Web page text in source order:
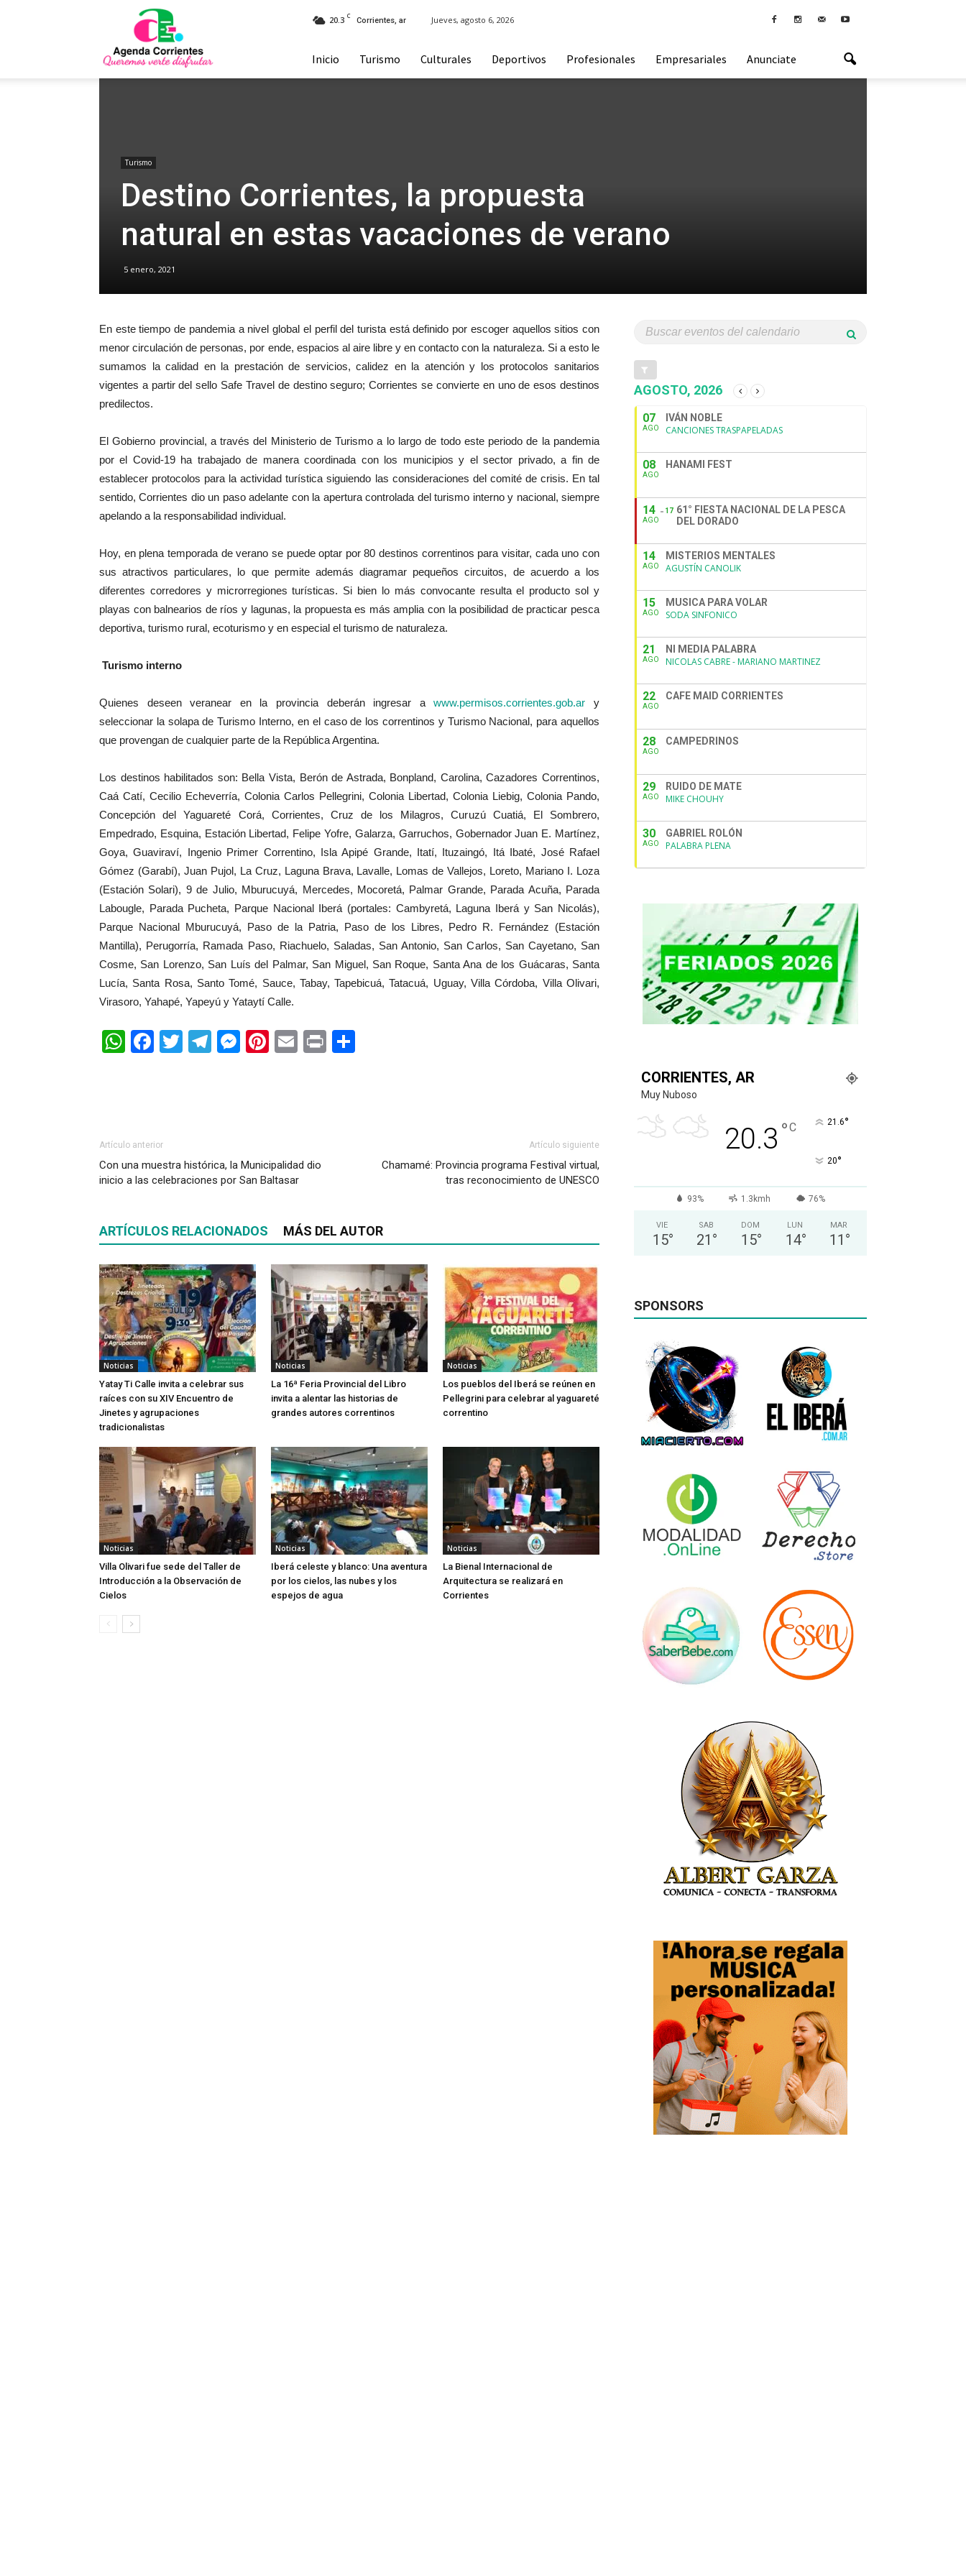
Corrientes
20.3 C
Corrientes, ar Jueves, agosto 6, 2026
Inicio Turismo Culturales Deportivos Profesionales Empresariales Anunciate
Turismo
Destino Corrientes, la propuesta
natural en estas vacaciones de verano
5 enero, 2021
En este tiempo de pandemia a nivel global el perfil del turista está definido por escoger aquellos sitios con
menor circulación de personas, por ende, espacios al aire libre y en contacto con la naturaleza. Si a esto le
sumamos la calidad en la prestación de servicios, calidez en la atención y los protocolos sanitarios
vigentes a partir del sello Safe Travel de destino seguro; Corrientes se convierte en uno de esos destinos
predilectos.
El Gobierno provincial, a través del Ministerio de Turismo a lo largo de todo este periodo de la pandemia
por el Covid-19 ha trabajado de manera coordinada con los municipios y el sector privado, a fin de
establecer protocolos para la actividad turística siguiendo las consideraciones del comité de crisis. En tal
sentido, Corrientes dio un paso adelante con la apertura controlada del turismo interno y nacional, siempre
apelando a la responsabilidad individual.
Hoy, en plena temporada de verano se puede optar por 80 destinos correntinos para visitar, cada uno con
sus atractivos particulares, lo que permite además diagramar pequeños circuitos, de acuerdo a los
diferentes corredores y microrregiones turísticas. Si bien lo más convocante resulta el producto sol y
playas con balnearios de ríos y lagunas, la propuesta es más amplia con la posibilidad de practicar pesca
deportiva, turismo rural, ecoturismo y en especial el turismo de naturaleza.
Turismo interno
Quienes deseen veranear en la provincia deberán ingresar awww.permisos.corrientes.gob.ar y
seleccionar la solapa de Turismo Interno, en el caso de los correntinos y Turismo Nacional, para aquellos
que provengan de cualquier parte de la República Argentina.
Los destinos habilitados son: Bella Vista, Berón de Astrada, Bonpland, Carolina, Cazadores Correntinos,
Caá Catí, Cecilio Echeverría, Colonia Carlos Pellegrini, Colonia Libertad, Colonia Liebig, Colonia Pando,
Concepción del Yaguareté Corá, Corrientes, Cruz de los Milagros, Curuzú Cuatiá, El Sombrero,
Empedrado, Esquina, Estación Libertad, Felipe Yofre, Galarza, Garruchos, Gobernador Juan E. Martínez,
Goya, Guaviraví, Ingenio Primer Correntino, Isla Apipé Grande, Itatí, Ituzaingó, Itá Ibaté, José Rafael
Gómez (Garabí), Juan Pujol, La Cruz, Laguna Brava, Lavalle, Lomas de Vallejos, Loreto, Mariano I. Loza
(Estación Solari), 9 de Julio, Mburucuyá, Mercedes, Mocoretá, Palmar Grande, Parada Acuña, Parada
Labougle, Parada Pucheta, Parque Nacional Iberá (portales: Cambyretá, Laguna Iberá y San Nicolás),
Parque Nacional Mburucuyá, Paso de la Patria, Paso de los Libres, Pedro R. Fernández (Estación
Mantilla), Perugorría, Ramada Paso, Riachuelo, Saladas, San Antonio, San Carlos, San Cayetano, San
Cosme, San Lorenzo, San Luís del Palmar, San Miguel, San Roque, Santa Ana de los Guácaras, Santa
Lucía, Santa Rosa, Santo Tomé, Sauce, Tabay, Tapebicuá, Tatacuá, Uguay, Villa Córdoba, Villa Olivari,
Virasoro, Yahapé, Yapeyú y Yataytí Calle.
WhatsApp
Facebook
TwitterTelegram
Messenger
Pinterest
EmailPrint
Artículo anterior
Con una muestra histórica, la Municipalidad dio
inicio a las celebraciones por San Baltasar
Artículo siguiente
Chamamé: Provincia programa Festival virtual,
tras reconocimiento de UNESCO
ARTÍCULOS RELACIONADOS MÁS DEL AUTOR
Noticias
Yatay Ti Calle invita a celebrar sus
raíces con su XIV Encuentro de
Jinetes y agrupaciones
tradicionalistas
Noticias
La 16ª Feria Provincial del Libro
invita a alentar las historias de
grandes autores correntinos
Noticias
Los pueblos del Iberá se reúnen en
Pellegrini para celebrar al yaguareté
correntino
Noticias
Villa Olivari fue sede del Taller de
Introducción a la Observación de
Cielos
Noticias
Iberá celeste y blanco: Una aventura
por los cielos, las nubes y los
espejos de agua
Noticias
La Bienal Internacional de
Arquitectura se realizará en
Corrientes
AGOSTO, 2026
07
AGO
IVÁN NOBLE
CANCIONES TRASPAPELADAS
08
AGO
HANAMI FEST
14
AGO
17 61° FIESTA NACIONAL DE LA PESCA
DEL DORADO
14
AGO
MISTERIOS MENTALES
AGUSTÍN CANOLIK
15
AGO
MUSICA PARA VOLAR
SODA SINFONICO
21
AGO
NI MEDIA PALABRA
NICOLAS CABRE - MARIANO MARTINEZ
22
AGO
CAFE MAID CORRIENTES
28
AGO
CAMPEDRINOS
29
AGO
RUIDO DE MATE
MIKE CHOUHY
30
AGO
GABRIEL ROLÓN
PALABRA PLENA
CORRIENTES, AR
Muy Nuboso
20.3 °C 21.6°
20°
93% 1.3kmh 76%
VIE
15°
SAB
21 °
DOM
15°
LUN
14°
MAR
11 °
SPONSORS